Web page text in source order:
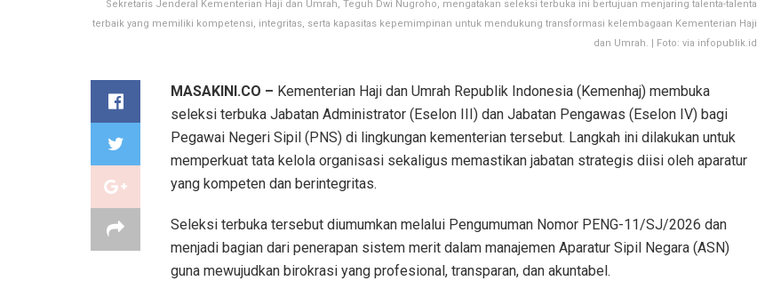
Sekretaris Jenderal Kementerian Haji dan Umrah, Teguh Dwi Nugroho, mengatakan seleksi terbuka ini bertujuan menjaring talenta-talenta
terbaik yang memiliki kompetensi, integritas, serta kapasitas kepemimpinan untuk mendukung transformasi kelembagaan Kementerian Haji
dan Umrah. | Foto: via infopublik.id
MASAKINI.CO – Kementerian Haji dan Umrah Republik Indonesia (Kemenhaj) membuka
seleksi terbuka Jabatan Administrator (Eselon III) dan Jabatan Pengawas (Eselon IV) bagi
Pegawai Negeri Sipil (PNS) di lingkungan kementerian tersebut. Langkah ini dilakukan untuk
memperkuat tata kelola organisasi sekaligus memastikan jabatan strategis diisi oleh aparatur
yang kompeten dan berintegritas.
Seleksi terbuka tersebut diumumkan melalui Pengumuman Nomor PENG-11/SJ/2026 dan
menjadi bagian dari penerapan sistem merit dalam manajemen Aparatur Sipil Negara (ASN)
guna mewujudkan birokrasi yang profesional, transparan, dan akuntabel.